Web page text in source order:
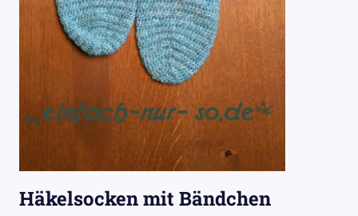
Häkelsocken mit Bändchen